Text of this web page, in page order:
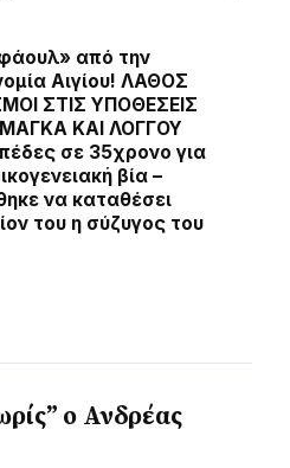
από την
Αιγίου! ΛΑΘΟΣ
ΣΤΙΣ ΥΠΟΘΕΣΕΙΣ
ΚΑΙ ΛΟΓΓΟΥ
σε 35χρονο για
βία –
να καταθέσει
του η σύζυγος του
ο Ανδρέας